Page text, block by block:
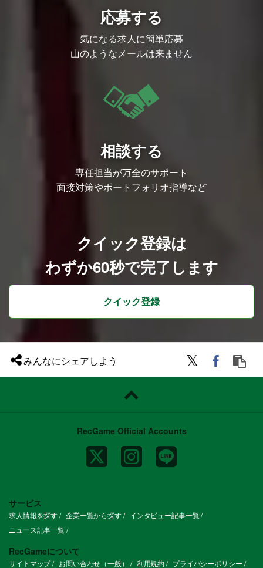
Z世代を熱狂させる日本発のeスポーツブ
け、配信視聴数や来場者数で業界記録を
次々と更新。
● 世界基準の公式大会運営
会・プロリーグなど、国際的な公式大会を
● グローバル展開
「RAGE World Challenge Bangkok」な
ながる新たな試みを実現。
● 先駆的なXR/メタバースプロジェクト
VR空間で参加・視聴ができる「V-RAG
E」をプロデュース。リアルとバーチャル
を横断する次世代体験を創出。
● 人気VTuber・アーティストとの大型イ
台にした大規模イベントを実現。
● 多彩なエンタメ展開
Creator Dream Fes、2BRO. RADIO: THE
STAGEなどのABEMA関連イベントをはじ
め、HIPHOPイベント「STARS」、マンガ
や音楽イベント・グッズ展開まで、ジャン
プロデュース。
東京ゲームショウやAnime Expo（LA）な
へ発信。国境を越えたファンとの接点を創
eスポーツから始まった挑戦は、いまや多
彩なエンタメへ、そして世界へ。CyberE
は常に新しいエンターテインメントの可能
ィレクション
└ KV、ロゴ、イベント全体のトンマナ
└ 配信に使用するテロップやスライドなど
のクリエイティブ
└ イベント会場に掲出するパネルやステー
ジ装飾などのクリエイティブ
クリエイティブ
イベント案件の受注に向けたコンペ
ポジションの魅力
IPの価値を最大化させる「体験の設計者」
ゲーム・アニメ・音楽など、日本が誇るIP
をどう調理するか。クライアントのパート
応募する
気になる求人に簡単応募
山のようなメールは来ません
相談する
専任担当が万全のサポート
面接対策やポートフォリオ指導など
クイック登録は
わずか60秒で完了します
クイック登録
みんなにシェアしよう
RecGame Official Accounts
サービス
求人情報を探す 企業一覧から探す
インタビュー記事一覧
ニュース記事一覧
RecGameについて
サイトマップ お問い合わせ（一般） 利用規約 プライバシーポリシー